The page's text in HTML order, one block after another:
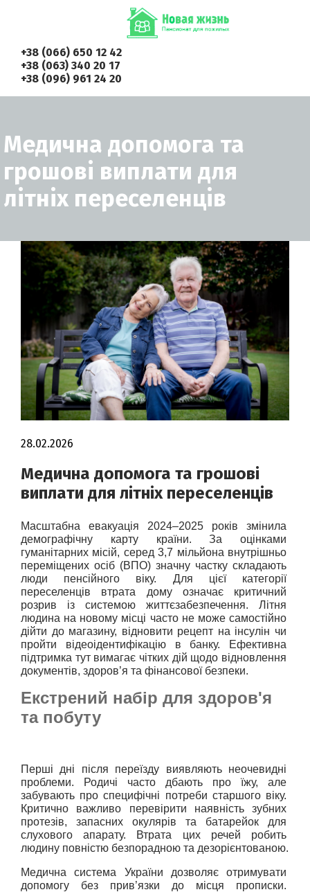
+38 (066) 650 12 42
+38 (063) 340 20 17
+38 (096) 961 24 20
Медична допомога та
грошові виплати для
літніх переселенців
28.02.2026
Медична допомога та грошові
виплати для літніх переселенців
Масштабна евакуація 2024–2025 років змінила
демографічну карту країни. За оцінками
гуманітарних місій, серед 3,7 мільйона внутрішньо
переміщених осіб (ВПО) значну частку складають
люди пенсійного віку. Для цієї категорії
переселенців втрата дому означає критичний
розрив із системою життєзабезпечення. Літня
людина на новому місці часто не може самостійно
дійти до магазину, відновити рецепт на інсулін чи
пройти відеоідентифікацію в банку. Ефективна
підтримка тут вимагає чітких дій щодо відновлення
документів, здоров’я та фінансової безпеки.
Екстрений набір для здоров'я
та побуту
Перші дні після переїзду виявляють неочевидні
проблеми. Родичі часто дбають про їжу, але
забувають про специфічні потреби старшого віку.
Критично важливо перевірити наявність зубних
протезів, запасних окулярів та батарейок для
слухового апарату. Втрата цих речей робить
людину повністю безпорадною та дезорієнтованою.
Медична система України дозволяє отримувати
допомогу без прив’язки до місця прописки.